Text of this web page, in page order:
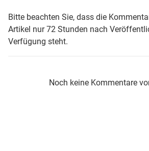
Bitte beachten Sie, dass die
Artikel nur 72 Stunden nach
Verfügung steht.
Noch keine Kommentare